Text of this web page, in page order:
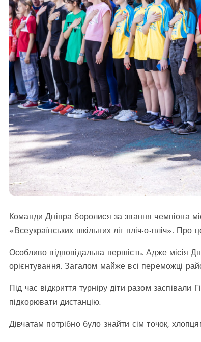
Команди Дніпра боролися за звання чемпіона
«Всеукраїнських шкільних ліг пліч-о-пліч».
Особливо відповідальна першість. Адже місія
орієнтування. Загалом майже всі переможці
Під час відкриття турніру діти разом
підкорювати дистанцію.
Дівчатам потрібно було знайти сім точок,